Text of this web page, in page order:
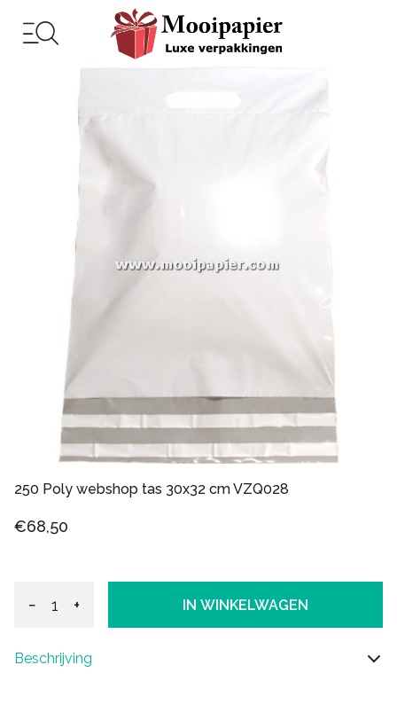
250 Poly webshop tas 30x32 cm VZQ028
€68,50
− + IN WINKELWAGEN
Beschrijving